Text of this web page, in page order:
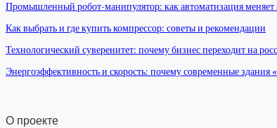
Промышленный робот-манипулятор: как автоматизация меняет
Как выбрать и где купить компрессор: советы и рекомендации
Технологический суверенитет: почему бизнес переходит на
Энергоэффективность и скорость: почему современные здания
О проекте